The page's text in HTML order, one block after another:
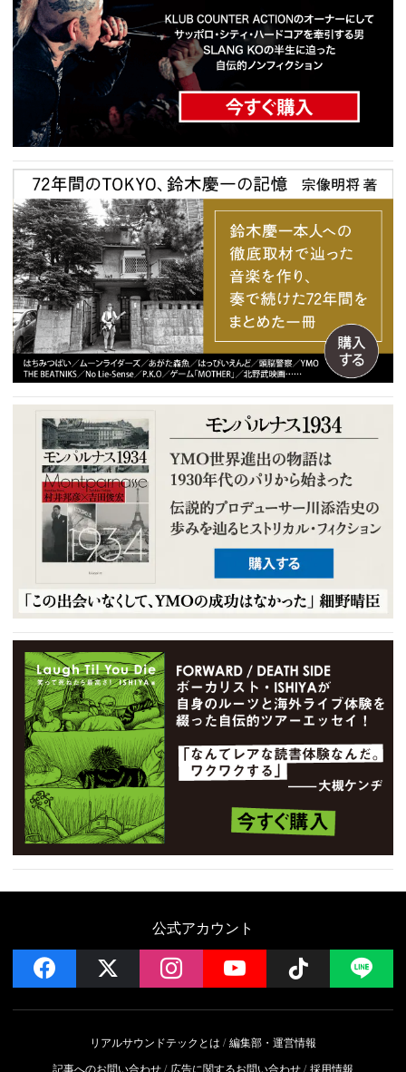
公式アカウント
facebook instagramYouTube Follow
リアルサウンドテックとは
編集部・運営情報
記事へのお問い合わせ
広告に関するお問い合わせ 採用情報